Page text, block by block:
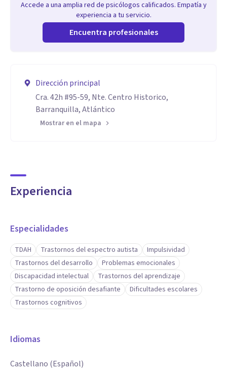
Accede a una amplia red de psicólogos calificados. Empatía y
experiencia a tu servicio.
Encuentra profesionales
Dirección principal
Cra. 42h #95-59, Nte. Centro Historico,
Barranquilla, Atlántico
Mostrar en el mapa
Experiencia
Especialidades
TDAH Trastornos del espectro autista
Impulsividad
Trastornos del desarrollo
Problemas emocionales
Discapacidad intelectual
Trastornos del aprendizaje
Trastorno de oposición desafiante
Dificultades escolares
Trastornos cognitivos
Idiomas
Castellano (Español)